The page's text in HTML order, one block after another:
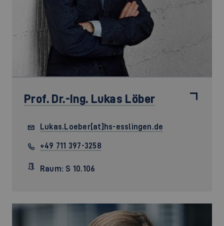
Prof. Dr.-Ing. Lukas Löber
Lukas.Loeber[at]hs-esslingen.de
+49 711 397-3258
Raum: S 10.106